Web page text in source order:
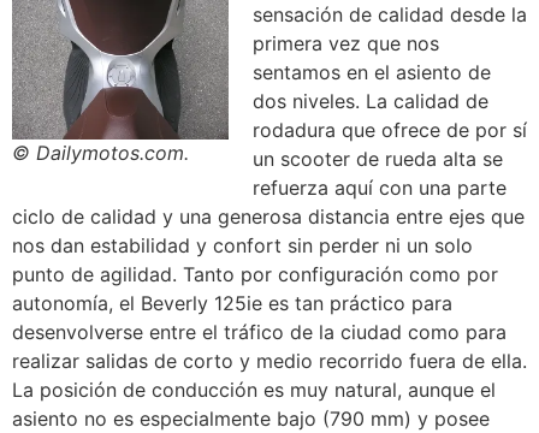
© Dailymotos.com.
sensación de calidad desde la
primera vez que nos
sentamos en el asiento de
dos niveles. La calidad de
rodadura que ofrece de por sí
un scooter de rueda alta se
refuerza aquí con una parte
ciclo de calidad y una generosa distancia entre ejes que
nos dan estabilidad y confort sin perder ni un solo
punto de agilidad. Tanto por configuración como por
autonomía, el Beverly 125ie es tan práctico para
desenvolverse entre el tráfico de la ciudad como para
realizar salidas de corto y medio recorrido fuera de ella.
La posición de conducción es muy natural, aunque el
asiento no es especialmente bajo (790 mm) y posee